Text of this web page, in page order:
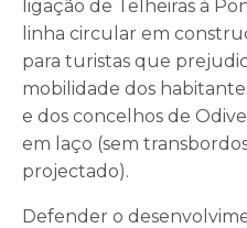
ligação de Telheiras à
linha circular em
para turistas que
mobilidade dos
e dos concelhos de
em laço (sem
projectado).
Defender o